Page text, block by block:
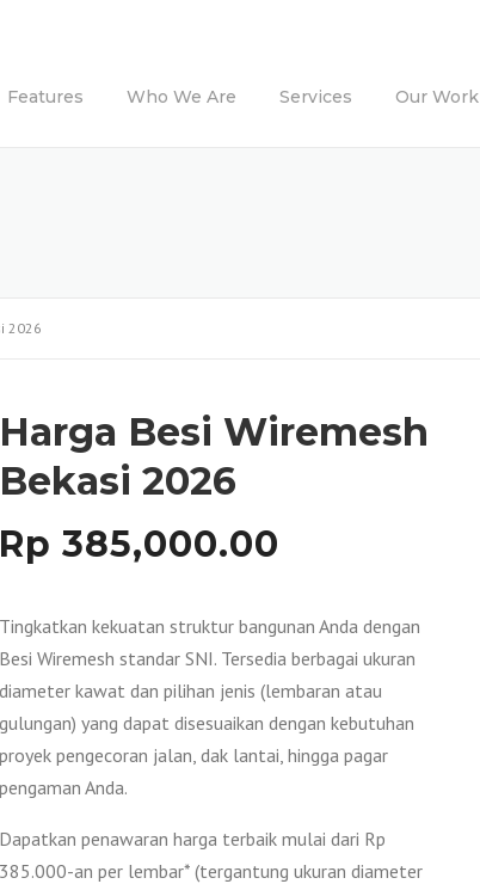
Features Who We Are Services Our Work
2026
Harga Besi Wiremesh
Bekasi 2026
Rp 385,000.00
Tingkatkan kekuatan struktur bangunan Anda dengan
Besi Wiremesh standar SNI. Tersedia berbagai ukuran
diameter kawat dan pilihan jenis (lembaran atau
gulungan) yang dapat disesuaikan dengan kebutuhan
proyek pengecoran jalan, dak lantai, hingga pagar
pengaman Anda.
Dapatkan penawaran harga terbaik mulai dari Rp
385.000-an per lembar* (tergantung ukuran diameter